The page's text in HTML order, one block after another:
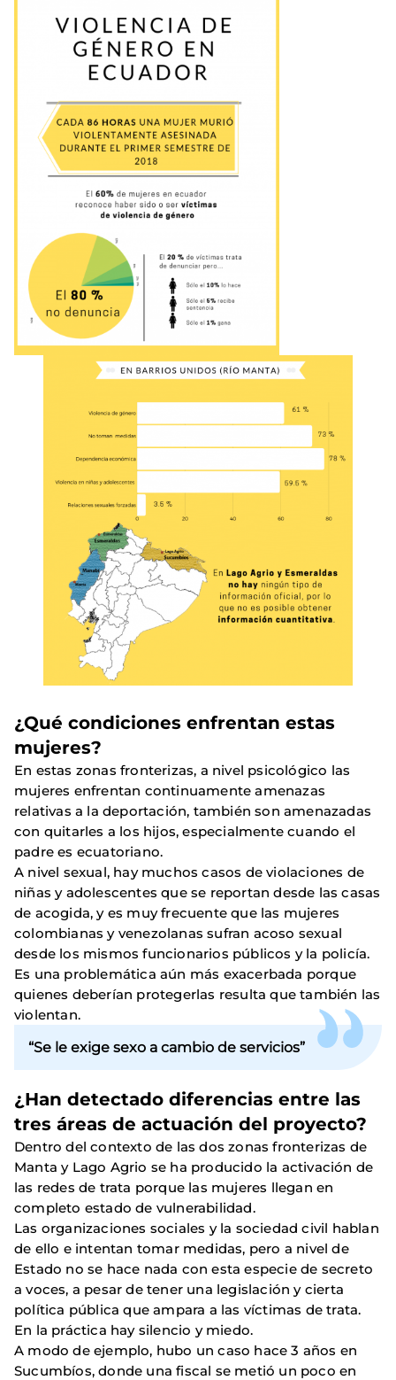
¿Qué condiciones enfrentan estas
mujeres?
En estas zonas fronterizas, a nivel psicológico las
mujeres enfrentan continuamente amenazas
relativas a la deportación, también son amenazadas
con quitarles a los hijos, especialmente cuando el
padre es ecuatoriano.
A nivel sexual, hay muchos casos de violaciones de
niñas y adolescentes que se reportan desde las casas
de acogida, y es muy frecuente que las mujeres
colombianas y venezolanas sufran acoso sexual
desde los mismos funcionarios públicos y la policía.
Es una problemática aún más exacerbada porque
quienes deberían protegerlas resulta que también las
violentan.
“Se le exige sexo a cambio de servicios”
¿Han detectado diferencias entre las
tres áreas de actuación del proyecto?
Dentro del contexto de las dos zonas fronterizas de
Manta y Lago Agrio se ha producido la activación de
las redes de trata porque las mujeres llegan en
completo estado de vulnerabilidad.
Las organizaciones sociales y la sociedad civil hablan
de ello e intentan tomar medidas, pero a nivel de
Estado no se hace nada con esta especie de secreto
a voces, a pesar de tener una legislación y cierta
política pública que ampara a las víctimas de trata.
En la práctica hay silencio y miedo.
A modo de ejemplo, hubo un caso hace 3 años en
Sucumbíos, donde una fiscal se metió un poco en